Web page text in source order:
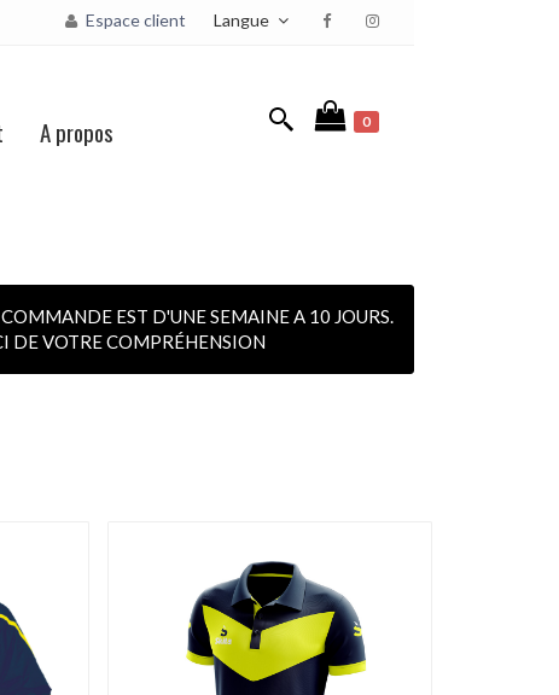
Espace client Langue
A propos
0
EST D'UNE SEMAINE A 10 JOURS.
DE VOTRE COMPRÉHENSION